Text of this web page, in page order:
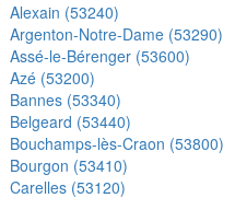
Alexain (53240)
Argenton-Notre-Dame (53290)
Assé-le-Bérenger (53600)
Azé (53200)
Bannes (53340)
Belgeard (53440)
Bouchamps-lès-Craon (53800)
Bourgon (53410)
Carelles (53120)